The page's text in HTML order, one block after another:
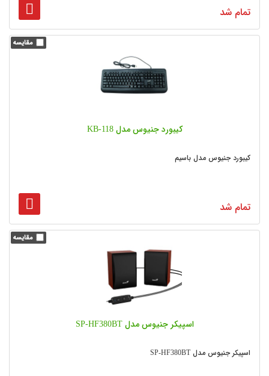
تمام شد
کیبورد جنیوس مدل KB-118
کیبورد جنیوس مدل باسیم
تمام شد
اسپیکر جنیوس مدل SP-HF380BT
اسپیکر جنیوس مدل SP-HF380BT